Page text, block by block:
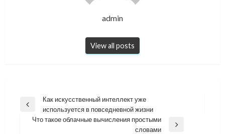
admin
View all posts
Навигация
Previous
Post
Как искусственный интеллект уже
используется в повседневной жизни
Что такое облачные вычисления простыми
словами